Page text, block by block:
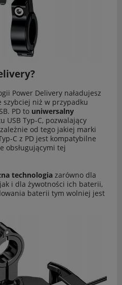
Power Delivery naładujesz
szybciej niż w przypadku
PD to uniwersalny
USB Typ-C, pozwalający
od tego jakiej marki
C z PD jest kompatybilne
obsługującymi tej
technologia zarówno dla
i dla żywotności ich baterii,
baterii tym wolniej jest